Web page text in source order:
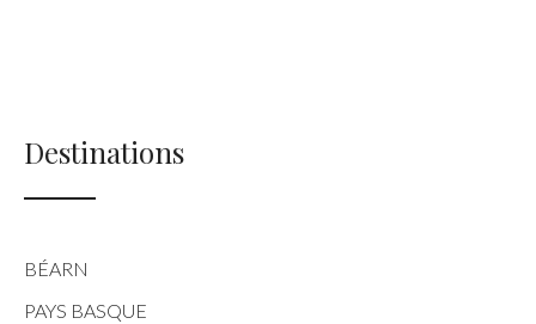
Destinations
BÉARN
PAYS BASQUE